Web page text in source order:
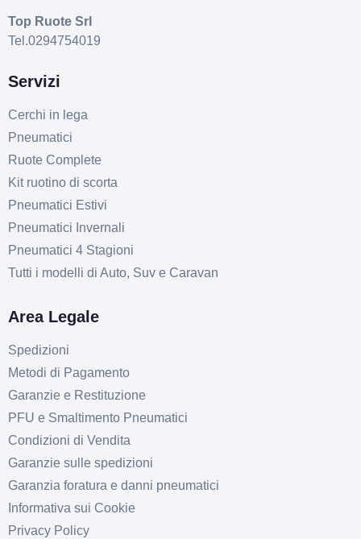
Top Ruote Srl
Tel.0294754019
Servizi
Cerchi in lega
Pneumatici
Ruote Complete
Kit ruotino di scorta
Pneumatici Estivi
Pneumatici Invernali
Pneumatici 4 Stagioni
Tutti i modelli di Auto, Suv e Caravan
Area Legale
Spedizioni
Metodi di Pagamento
Garanzie e Restituzione
PFU e Smaltimento Pneumatici
Condizioni di Vendita
Garanzie sulle spedizioni
Garanzia foratura e danni pneumatici
Informativa sui Cookie
Privacy Policy